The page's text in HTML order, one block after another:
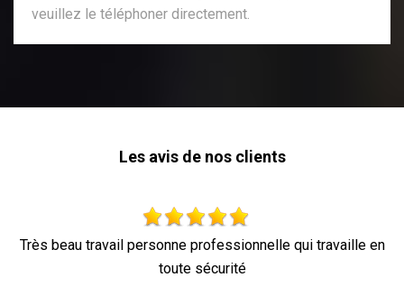
veuillez le téléphoner directement.
Les avis de nos clients
travail personne professionnelle qui travaille en
toute sécurité